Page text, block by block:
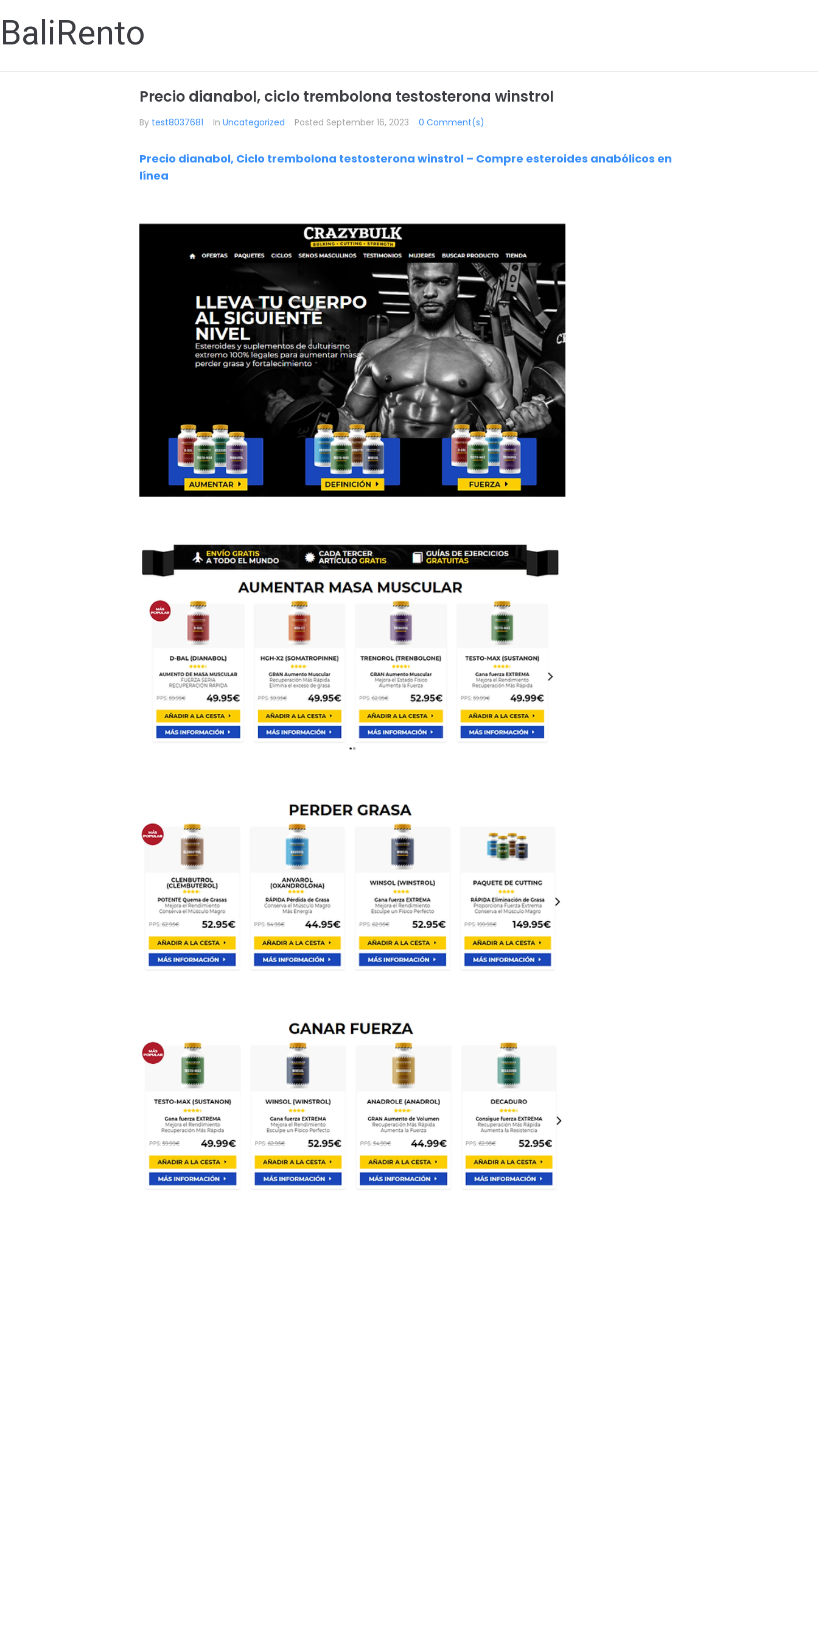
BaliRento
Precio dianabol, ciclo trembolona testosterona winstrol
By test8037681 In Uncategorized Posted September 16, 2023 0 Comment(s)
Precio dianabol, Ciclo trembolona testosterona winstrol – Compre esteroides anabólicos en
línea